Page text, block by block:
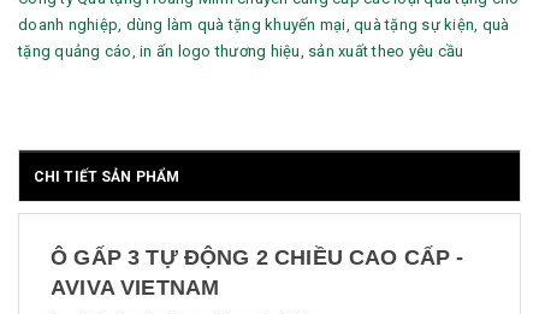
doanh nghiệp, dùng làm quà tặng khuyến mại, quà tặng sự kiện, quà
tặng quảng cáo, in ấn logo thương hiệu, sản xuất theo yêu cầu
CHI TIẾT SẢN PHẨM
Ô GẤP 3 TỰ ĐỘNG 2 CHIỀU CAO CẤP -
AVIVA VIETNAM